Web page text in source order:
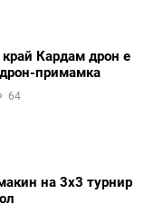
Кардам дрон е
примамка
64
на 3х3 турнир